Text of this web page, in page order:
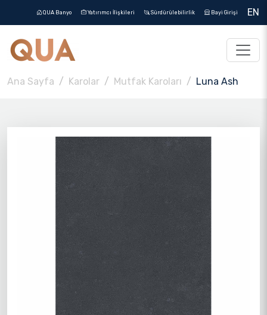
QUA Banyo Yatırımcı İlişkileri Sürdürülebilirlik Bayi Girişi EN
Ana Sayfa Karolar Mutfak Karoları Luna Ash